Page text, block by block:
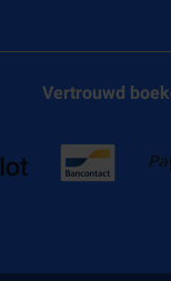
Vertrouwd